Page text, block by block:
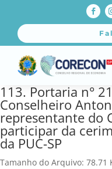
113. Portaria n°
Conselheiro
representante do
participar da
da PUC-SP
Tamanho do Arquivo: 78.71